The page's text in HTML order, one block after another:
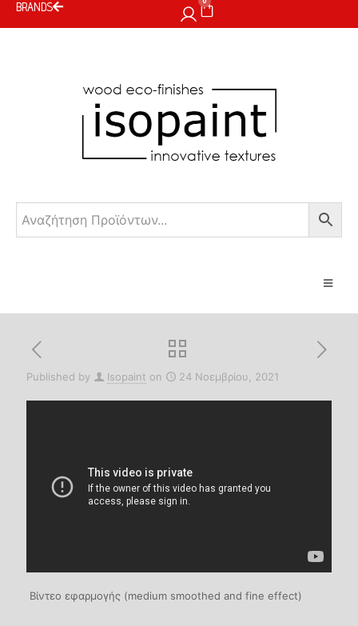
BRANDS
Published by Isopaint on 24 Νοεμβρίου, 2021
Βίντεο εφαρμογής (medium smoothed and fine effect)